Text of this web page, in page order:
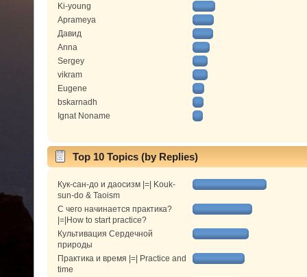
Ki-young
Aprameya
Давид
Anna
Sergey
vikram
Eugene
bskarnadh
Ignat Noname
Top 10 Topics (by Replies)
Кук-сан-до и даосизм |=| Kouk-
sun-do & Taoism
С чего начинается практика?
|=|How to start practice?
Культивация Сердечной
природы
Практика и время |=| Practice and
time